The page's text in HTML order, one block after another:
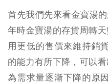
首先我們先來看金寶湯
年時金寶湯的存貨周轉
用更低的售價來維持銷
的能力有所下降，可以
為需求量逐漸下降的原